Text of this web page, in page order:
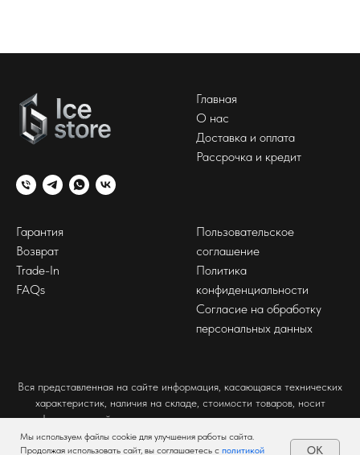
Мы используем файлы cookie для улучшения работы сайта.
Продолжая использовать сайт, вы соглашаетесь с политикой OK
Главная
О нас
Доставка и оплата
Рассрочка и кредит
Гарантия
Возврат
Trade-In
FAQs
Пользовательское
соглашение
Политика
конфиденциальности
Согласие на обработку
персональных данных
Вся представленная на сайте информация, касающаяся технических
характеристик, наличия на складе, стоимости товаров, носит
информационный характер и ни при каких условиях не является
публичной офертой, определяемой положениями Статьи 437(2)
Гражданского кодекса РФ.